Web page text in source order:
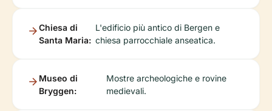
Chiesa di
Santa Maria:
L'edificio più antico di Bergen e
chiesa parrocchiale anseatica.
Museo di
Bryggen:
Mostre archeologiche e rovine
medievali.